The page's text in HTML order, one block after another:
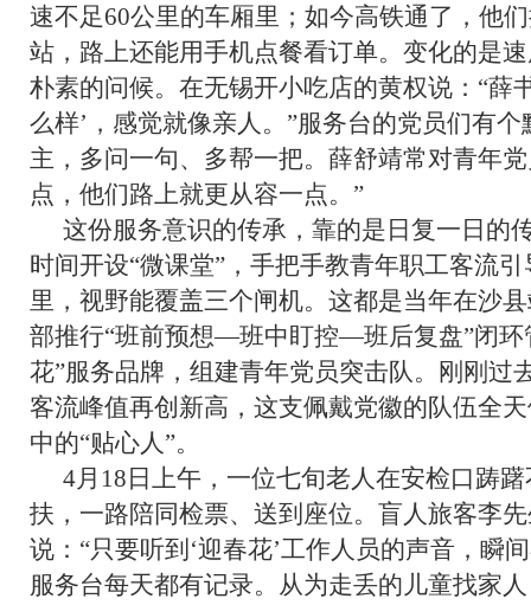
速不足60公里的车厢里；如今高铁通了，他
站，路上还能用手机点餐看订单。变化的是
朴素的问候。在无锡开小吃店的黄权说：“薛
么样’，感觉就像亲人。”服务台的党员们有
主，多问一句、多帮一把。薛舒靖常对青年
点，他们路上就更从容一点。”
这份服务意识的传承，靠的是日复一日的
时间开设“微课堂”，手把手教青年职工客流
里，视野能覆盖三个闸机。这都是当年在沙
部推行“班前预想—班中盯控—班后复盘”闭环
花”服务品牌，组建青年党员突击队。刚刚过
客流峰值再创新高，这支佩戴党徽的队伍全
中的“贴心人”。
4月18日上午，一位七旬老人在安检口踌
扶，一路陪同检票、送到座位。盲人旅客李
说：“只要听到‘迎春花’工作人员的声音，瞬
服务台每天都有记录。从为走丢的儿童找家